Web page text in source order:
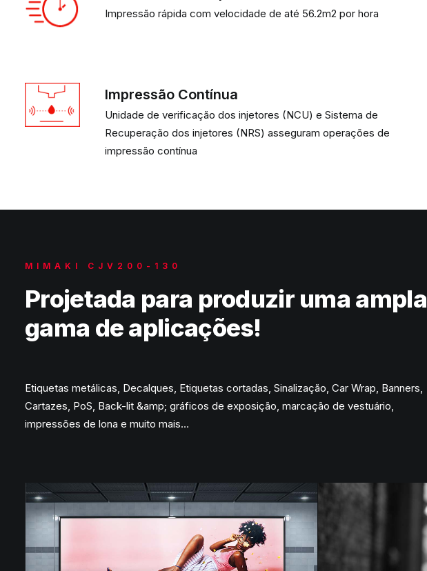
Impressão rápida com velocidade de até 56.2m2 por hora
Impressão Contínua
Unidade de verificação dos injetores (NCU) e Sistema de
Recuperação dos injetores (NRS) asseguram operações de
impressão contínua
MIMAKI CJV200-130
Projetada para produzir uma ampla
gama de aplicações!
Etiquetas metálicas, Decalques, Etiquetas cortadas, Sinalização, Car Wrap, Banners,
Cartazes, PoS, Back-lit &amp; gráficos de exposição, marcação de vestuário,
impressões de lona e muito mais…